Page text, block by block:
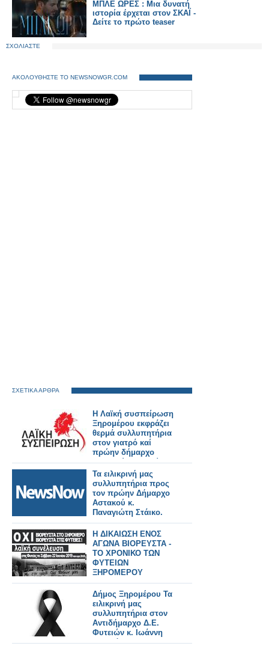
ΜΠΛΕ ΩΡΕΣ : Μια δυνατή
ιστορία έρχεται στον ΣΚΑΪ -
Δείτε το πρώτο teaser
ΣΧΟΛΙΑΣΤΕ
ΑΚΟΛΟΥΘΗΣΤΕ ΤΟ NEWSNOWGR.COM
ΣΧΕΤΙΚΑ ΑΡΘΡΑ
Η Λαϊκή συσπείρωση
Ξηρομέρου εκφράζει
θερμά συλλυπητήρια
στον γιατρό καί
πρώην δήμαρχο
Αστακού Παναγιώτη
Στάικου
Τα ειλικρινή μας
συλλυπητήρια προς
τον πρώην Δήμαρχο
Αστακού κ.
Παναγιώτη Στάικο.
Η ΔΙΚΑΙΩΣΗ ΕΝΟΣ
ΑΓΩΝΑ ΒΙΟΡΕΥΣΤΑ -
ΤΟ ΧΡΟΝΙΚΟ ΤΩΝ
ΦΥΤΕΙΩΝ
ΞΗΡΟΜΕΡΟΥ
Δήμος Ξηρομέρου Τα
ειλικρινή μας
συλλυπητήρια στον
Αντιδήμαρχο Δ.Ε.
Φυτειών κ. Ιωάννη
Φλωρόπουλο,